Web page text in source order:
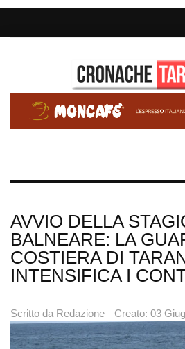
AVVIO DELLA
BALNEARE: LA
COSTIERA DI
INTENSIFICA I
Scritto da Redazione Creato: 03